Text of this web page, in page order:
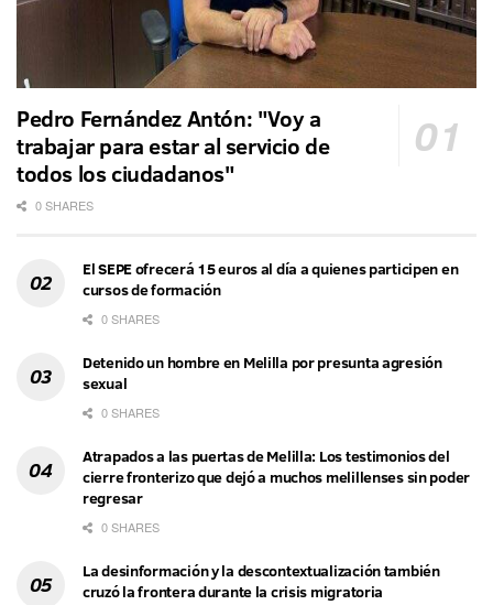
Pedro Fernández Antón: "Voy a
trabajar para estar al servicio de
todos los ciudadanos"
0 SHARES
El SEPE ofrecerá 15 euros al día a quienes participen en
cursos de formación
0 SHARES
Detenido un hombre en Melilla por presunta agresión
sexual
0 SHARES
Atrapados a las puertas de Melilla: Los testimonios del
cierre fronterizo que dejó a muchos melillenses sin poder
regresar
0 SHARES
La desinformación y la descontextualización también
cruzó la frontera durante la crisis migratoria